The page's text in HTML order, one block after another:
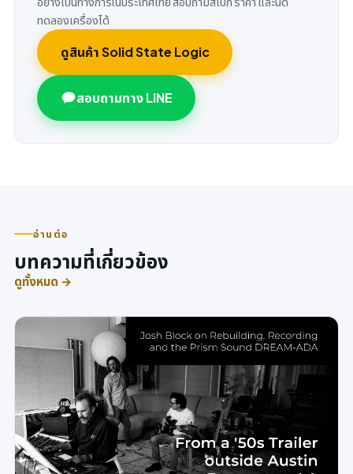
ทดลองเครื่องได้
ดูสินค้า Solid State Logic
สอบถามทาง LINE
อ่านต่อ
บทความที่เกี่ยวข้อง
ดูทั้งหมด →